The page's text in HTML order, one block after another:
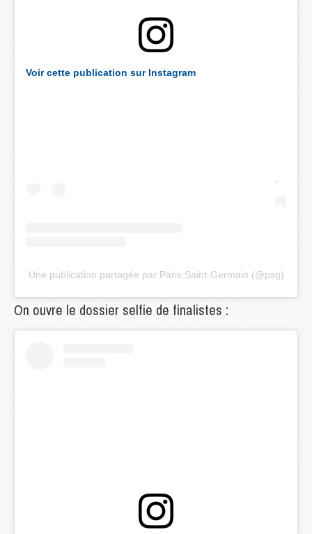
Voir cette publication sur Instagram
Une publication partagée par Paris Saint-Germain (@psg)
On ouvre le dossier selfie de finalistes :